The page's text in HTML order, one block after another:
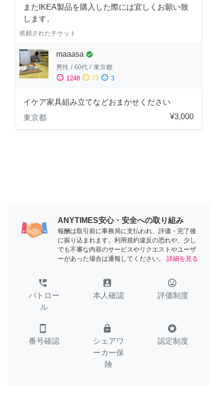
またIKEA製品を購入した際には宜しくお願い致
します。
依頼されたチケット
maaasa check_circle
男性 / 60代 / 東京都
sentiment_satisfied 1248 sentiment_neutral 77 sentiment_dissatisfied 3
イケア家具組み立てなどおまかせください
東京都
¥3,000
ANYTIMES安心・安全への取り組み
報酬は取引前に事務局に支払われ、評価・完了後
に振り込まれます。利用規約違反の恐れや、少し
でも不審な内容のサービスやリクエストやユーザ
ーがあった場合は通報してください。
詳細を見る
perm_phone_msg
パトロー
ル
assignment_ind
本人確認
tag_faces
評価制度
smartphone
番号確認
lock
シェアワ
ーカー保
険
stars
認定制度